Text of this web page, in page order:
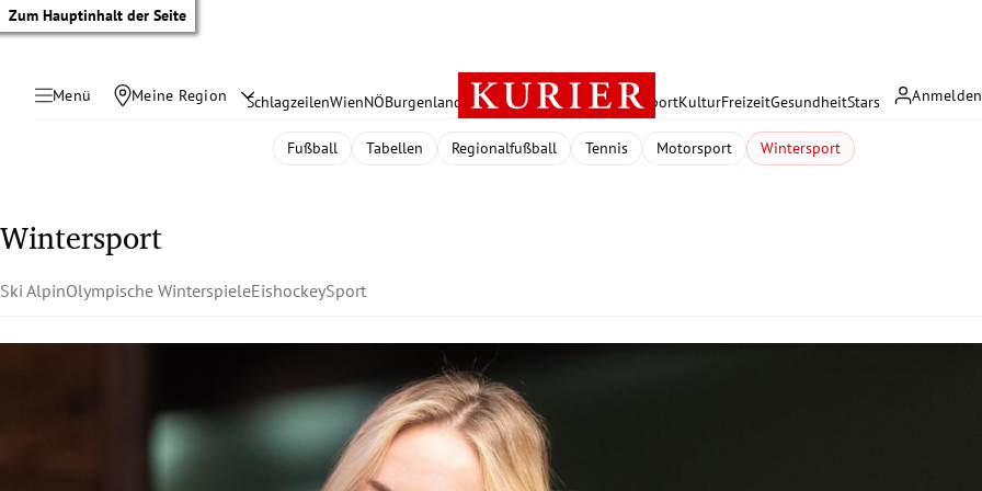
Zum Hauptinhalt der Seite
Menü Meine Region Anmelden
SchlagzeilenWienNÖBurgenland Österreich PolitikWirtschaft SportKulturFreizeitGesundheitStars
Fußball Tabellen Regionalfußball Tennis Motorsport Wintersport
Wintersport
Ski AlpinOlympische WinterspieleEishockeySport